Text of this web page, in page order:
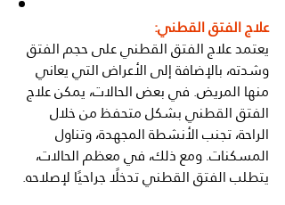
علاج الفتق القطني:
يعتمد علاج الفتق القطني على حجم الفتق
وشدته، بالإضافة إلى الأعراض التي يعاني
منها المريض. في بعض الحالات، يمكن علاج
الفتق القطني بشكل متحفظ من خلال
الراحة، تجنب الأنشطة المجهدة، وتناول
المسكنات. ومع ذلك، في معظم الحالات،
يتطلب الفتق القطني تدخلًا جراحيًا لإصلاحه.